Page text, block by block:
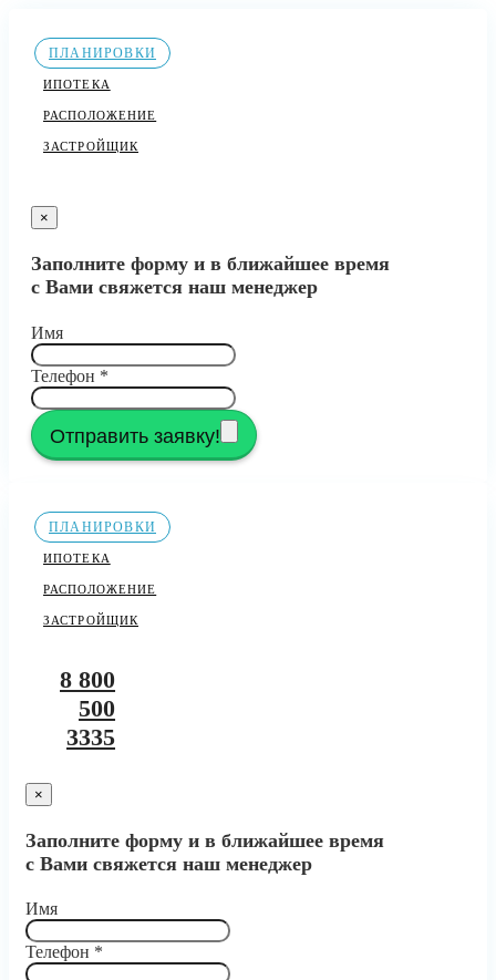
ПЛАНИРОВКИ
ИПОТЕКА
РАСПОЛОЖЕНИЕ
ЗАСТРОЙЩИК
×
Заполните форму и в ближайшее время
с Вами свяжется наш менеджер
Имя
Телефон *
Отправить заявку!
ПЛАНИРОВКИ
ИПОТЕКА
РАСПОЛОЖЕНИЕ
ЗАСТРОЙЩИК
8 800
500
3335
×
Заполните форму и в ближайшее время
с Вами свяжется наш менеджер
Имя
Телефон *